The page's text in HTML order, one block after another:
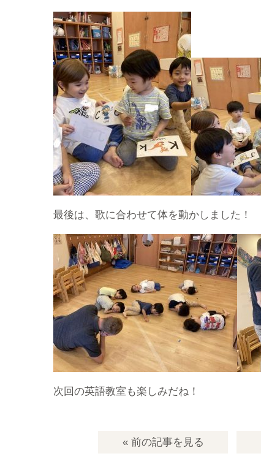
最後は、歌に合わせて体を動かしました！
次回の英語教室も楽しみだね！
« 前の記事を見る